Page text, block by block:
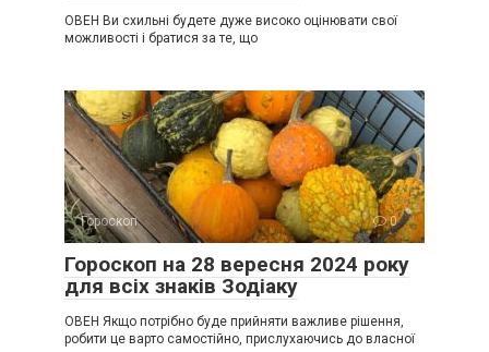
ОВЕН Ви схильні будете дуже високо оцінювати свої
можливості і братися за те, що
Гороскоп 0
Гороскоп на 28 вересня 2024 року
для всіх знаків Зодіаку
ОВЕН Якщо потрібно буде прийняти важливе рішення,
робити це варто самостійно, прислухаючись до власної